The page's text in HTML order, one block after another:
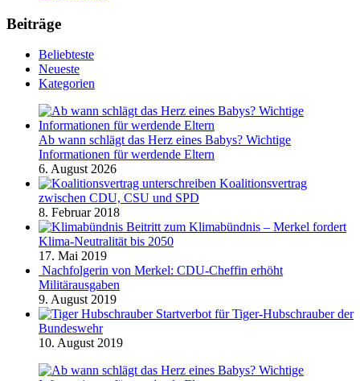
Beiträge
Beliebteste
Neueste
Kategorien
Ab wann schlägt das Herz eines Babys? Wichtige
Informationen für werdende Eltern
6. August 2026
Koalitionsvertrag
zwischen CDU, CSU und SPD
8. Februar 2018
Beitritt zum Klimabündnis – Merkel fordert
Klima-Neutralität bis 2050
17. Mai 2019
Nachfolgerin von Merkel: CDU-Cheffin erhöht
Militärausgaben
9. August 2019
Startverbot für Tiger-Hubschrauber der
Bundeswehr
10. August 2019